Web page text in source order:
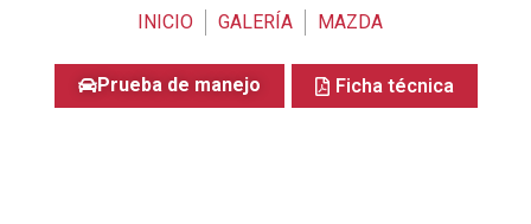
INICIO GALERÍA MAZDA
Prueba de manejo Ficha técnica